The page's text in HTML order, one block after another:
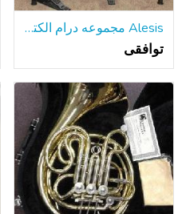
Alesis مجموعه درام الکترونیکی
توافقی